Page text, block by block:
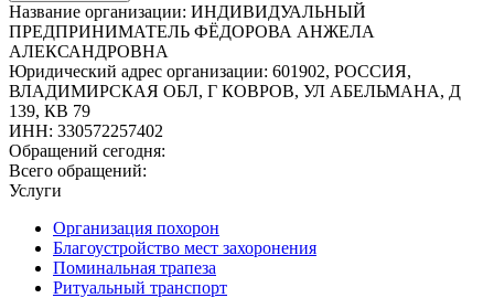
Название организации: ИНДИВИДУАЛЬНЫЙ
ПРЕДПРИНИМАТЕЛЬ ФЁДОРОВА АНЖЕЛА
АЛЕКСАНДРОВНА
Юридический адрес организации: 601902, РОССИЯ,
ВЛАДИМИРСКАЯ ОБЛ, Г КОВРОВ, УЛ АБЕЛЬМАНА, Д
139, КВ 79
ИНН: 330572257402
Обращений сегодня:
Всего обращений:
Услуги
Организация похорон
Благоустройство мест захоронения
Поминальная трапеза
Ритуальный транспорт